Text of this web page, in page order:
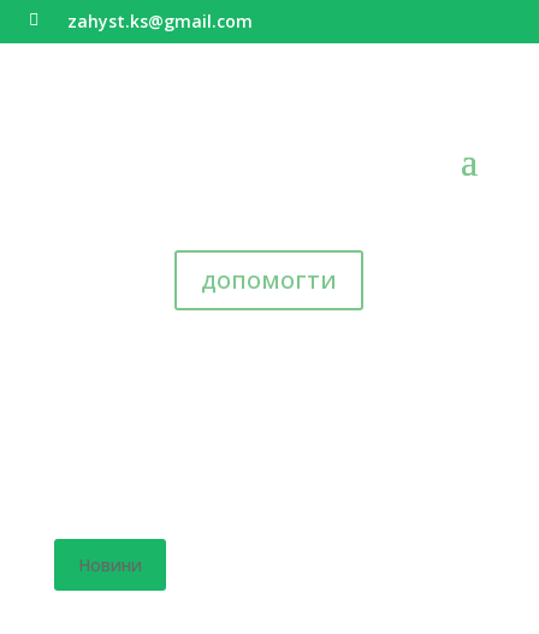
 zahyst.ks@gmail.com
допомогти
Новини